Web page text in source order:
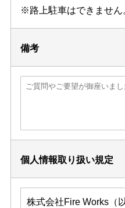
※路上駐車はできません
備考
個人情報取り扱い規定
株式会社Fire Works（